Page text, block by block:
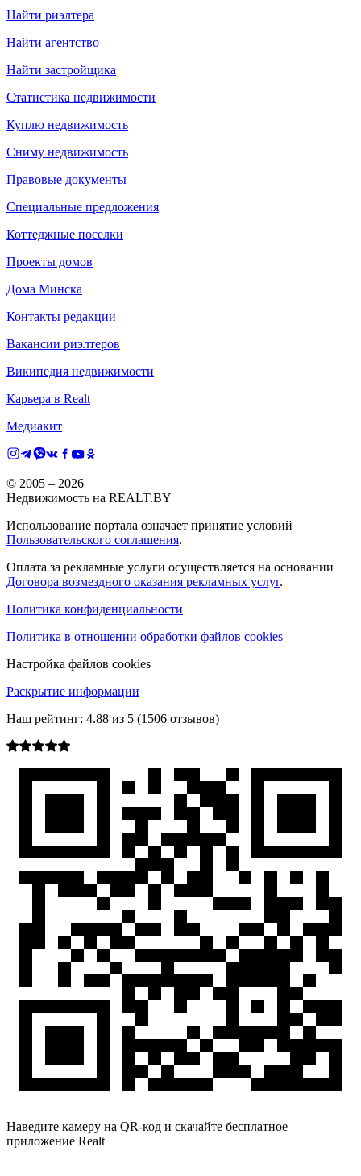
Найти риэлтера
Найти агентство
Найти застройщика
Статистика недвижимости
Куплю недвижимость
Сниму недвижимость
Правовые документы
Специальные предложения
Коттеджные поселки
Проекты домов
Дома Минска
Контакты редакции
Вакансии риэлтеров
Википедия недвижимости
Карьера в Realt
Медиакит
© 2005 – 2026
Недвижимость на REALT.BY
Использование портала означает принятие условий
Пользовательского соглашения.
Оплата за рекламные услуги осуществляется на основании
Договора возмездного оказания рекламных услуг.
Политика конфиденциальности
Политика в отношении обработки файлов cookies
Настройка файлов cookies
Раскрытие информации
Наш рейтинг: 4.88 из 5 (1506 отзывов)
Наведите камеру на QR-код и скачайте бесплатное
приложение Realt